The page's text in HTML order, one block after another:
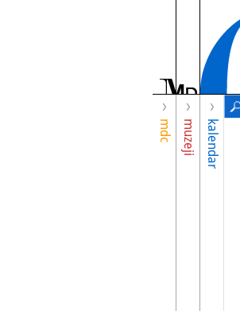
mdc muzeji kalendar